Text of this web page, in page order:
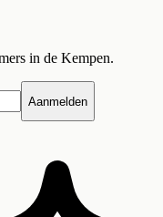
in de Kempen.
Aanmelden